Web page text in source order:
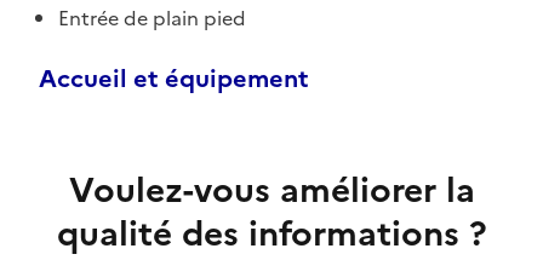
Entrée de plain pied
Accueil et équipement
Voulez-vous améliorer la
qualité des informations ?